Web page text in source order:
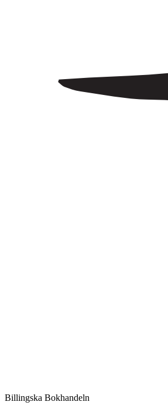
Billingska Bokhandeln